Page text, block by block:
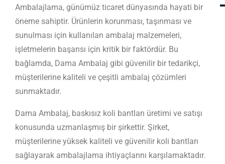
Ambalajlama, günümüz ticaret dünyasında hayati bir
öneme sahiptir. Ürünlerin korunması, taşınması ve
sunulması için kullanılan ambalaj malzemeleri,
işletmelerin başarısı için kritik bir faktördür. Bu
bağlamda, Dama Ambalaj gibi güvenilir bir tedarikçi,
müşterilerine kaliteli ve çeşitli ambalaj çözümleri
sunmaktadır.
Dama Ambalaj, baskısız koli bantları üretimi ve satışı
konusunda uzmanlaşmış bir şirkettir. Şirket,
müşterilerine yüksek kaliteli ve güvenilir koli bantları
sağlayarak ambalajlama ihtiyaçlarını karşılamaktadır.